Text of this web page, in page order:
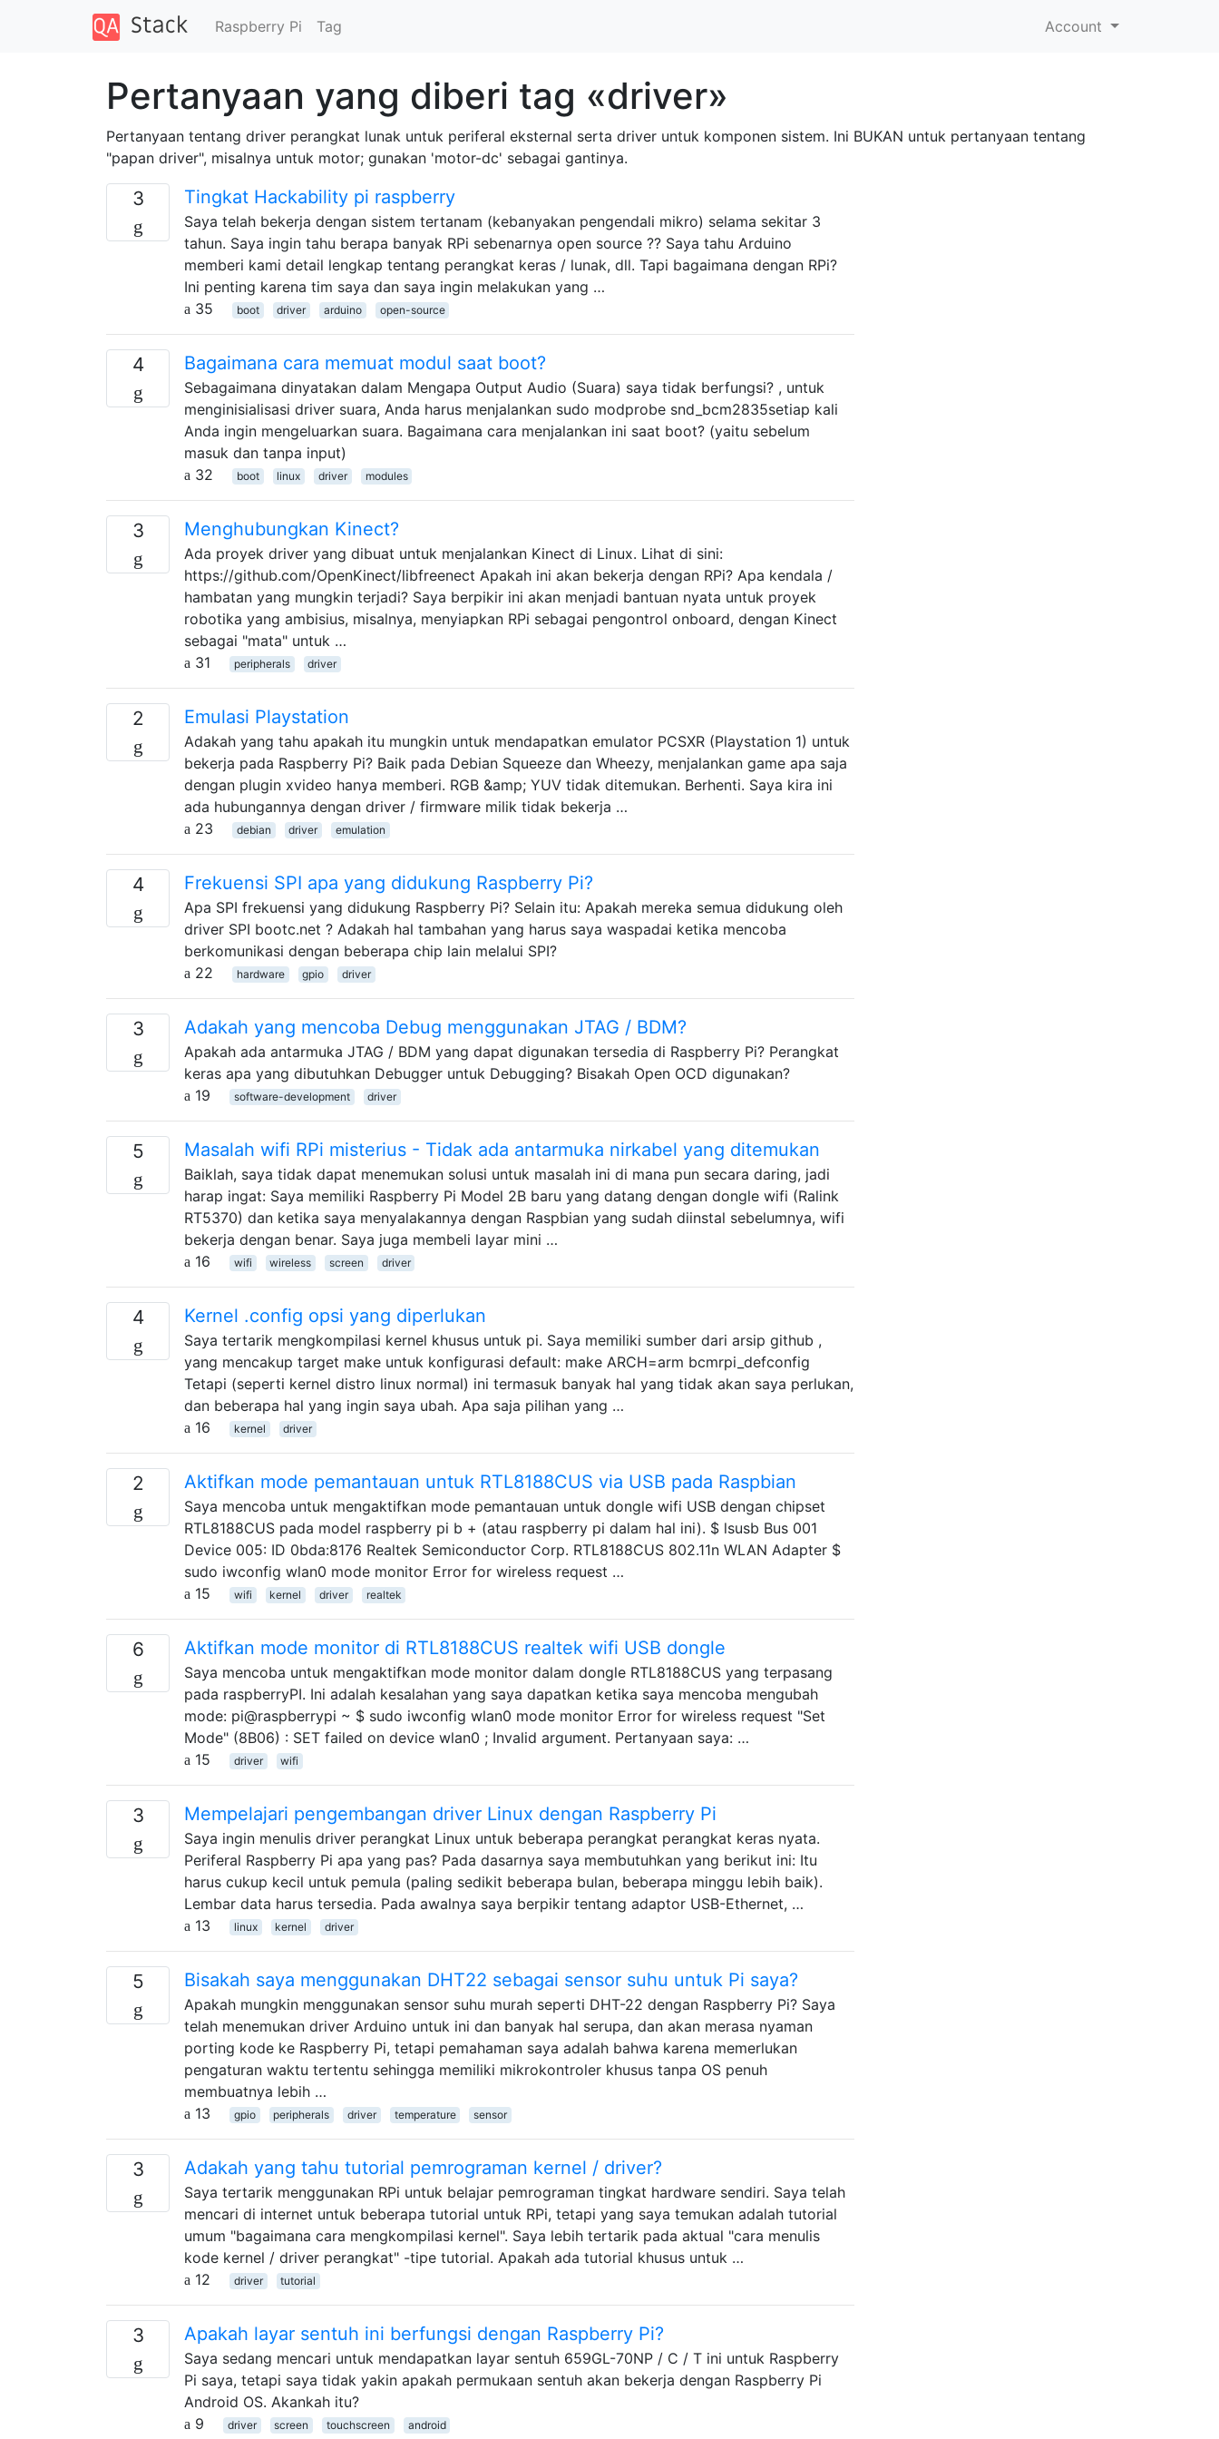
Raspberry Pi Tag Account
Pertanyaan yang diberi tag «driver»
Pertanyaan tentang driver perangkat lunak untuk periferal eksternal serta driver untuk komponen sistem. Ini BUKAN untuk pertanyaan tentang
"papan driver", misalnya untuk motor; gunakan 'motor-dc' sebagai gantinya.
3 Tingkat Hackability pi raspberry
Saya telah bekerja dengan sistem tertanam (kebanyakan pengendali mikro) selama sekitar 3
tahun. Saya ingin tahu berapa banyak RPi sebenarnya open source ?? Saya tahu Arduino
memberi kami detail lengkap tentang perangkat keras / lunak, dll. Tapi bagaimana dengan RPi?
Ini penting karena tim saya dan saya ingin melakukan yang …
35
boot driver arduino open-source
4 Bagaimana cara memuat modul saat boot?
Sebagaimana dinyatakan dalam Mengapa Output Audio (Suara) saya tidak berfungsi? , untuk
menginisialisasi driver suara, Anda harus menjalankan sudo modprobe snd_bcm2835setiap kali
Anda ingin mengeluarkan suara. Bagaimana cara menjalankan ini saat boot? (yaitu sebelum
masuk dan tanpa input)
32
boot linux driver modules
3 Menghubungkan Kinect?
Ada proyek driver yang dibuat untuk menjalankan Kinect di Linux. Lihat di sini:
https://github.com/OpenKinect/libfreenect Apakah ini akan bekerja dengan RPi? Apa kendala /
hambatan yang mungkin terjadi? Saya berpikir ini akan menjadi bantuan nyata untuk proyek
robotika yang ambisius, misalnya, menyiapkan RPi sebagai pengontrol onboard, dengan Kinect
sebagai "mata" untuk …
31
peripherals driver
2 Emulasi Playstation
Adakah yang tahu apakah itu mungkin untuk mendapatkan emulator PCSXR (Playstation 1) untuk
bekerja pada Raspberry Pi? Baik pada Debian Squeeze dan Wheezy, menjalankan game apa saja
dengan plugin xvideo hanya memberi. RGB &amp; YUV tidak ditemukan. Berhenti. Saya kira ini
ada hubungannya dengan driver / firmware milik tidak bekerja …
23
debian driver emulation
4 Frekuensi SPI apa yang didukung Raspberry Pi?
Apa SPI frekuensi yang didukung Raspberry Pi? Selain itu: Apakah mereka semua didukung oleh
driver SPI bootc.net ? Adakah hal tambahan yang harus saya waspadai ketika mencoba
berkomunikasi dengan beberapa chip lain melalui SPI?
22
hardware gpio driver
3 Adakah yang mencoba Debug menggunakan JTAG / BDM?
Apakah ada antarmuka JTAG / BDM yang dapat digunakan tersedia di Raspberry Pi? Perangkat
keras apa yang dibutuhkan Debugger untuk Debugging? Bisakah Open OCD digunakan?
19
software-development driver
5 Masalah wifi RPi misterius - Tidak ada antarmuka nirkabel yang ditemukan
Baiklah, saya tidak dapat menemukan solusi untuk masalah ini di mana pun secara daring, jadi
harap ingat: Saya memiliki Raspberry Pi Model 2B baru yang datang dengan dongle wifi (Ralink
RT5370) dan ketika saya menyalakannya dengan Raspbian yang sudah diinstal sebelumnya, wifi
bekerja dengan benar. Saya juga membeli layar mini …
16
wifi wireless screen driver
4 Kernel .config opsi yang diperlukan
Saya tertarik mengkompilasi kernel khusus untuk pi. Saya memiliki sumber dari arsip github ,
yang mencakup target make untuk konfigurasi default: make ARCH=arm bcmrpi_defconfig
Tetapi (seperti kernel distro linux normal) ini termasuk banyak hal yang tidak akan saya perlukan,
dan beberapa hal yang ingin saya ubah. Apa saja pilihan yang …
16
kernel driver
2 Aktifkan mode pemantauan untuk RTL8188CUS via USB pada Raspbian
Saya mencoba untuk mengaktifkan mode pemantauan untuk dongle wifi USB dengan chipset
RTL8188CUS pada model raspberry pi b + (atau raspberry pi dalam hal ini). $ lsusb Bus 001
Device 005: ID 0bda:8176 Realtek Semiconductor Corp. RTL8188CUS 802.11n WLAN Adapter $
sudo iwconfig wlan0 mode monitor Error for wireless request …
15
wifi kernel driver realtek
6 Aktifkan mode monitor di RTL8188CUS realtek wifi USB dongle
Saya mencoba untuk mengaktifkan mode monitor dalam dongle RTL8188CUS yang terpasang
pada raspberryPI. Ini adalah kesalahan yang saya dapatkan ketika saya mencoba mengubah
mode: pi@raspberrypi ~ $ sudo iwconfig wlan0 mode monitor Error for wireless request "Set
Mode" (8B06) : SET failed on device wlan0 ; Invalid argument. Pertanyaan saya: …
15
driver wifi
3 Mempelajari pengembangan driver Linux dengan Raspberry Pi
Saya ingin menulis driver perangkat Linux untuk beberapa perangkat perangkat keras nyata.
Periferal Raspberry Pi apa yang pas? Pada dasarnya saya membutuhkan yang berikut ini: Itu
harus cukup kecil untuk pemula (paling sedikit beberapa bulan, beberapa minggu lebih baik).
Lembar data harus tersedia. Pada awalnya saya berpikir tentang adaptor USB-Ethernet, …
13
linux kernel driver
5 Bisakah saya menggunakan DHT22 sebagai sensor suhu untuk Pi saya?
Apakah mungkin menggunakan sensor suhu murah seperti DHT-22 dengan Raspberry Pi? Saya
telah menemukan driver Arduino untuk ini dan banyak hal serupa, dan akan merasa nyaman
porting kode ke Raspberry Pi, tetapi pemahaman saya adalah bahwa karena memerlukan
pengaturan waktu tertentu sehingga memiliki mikrokontroler khusus tanpa OS penuh
membuatnya lebih …
13
gpio peripherals driver temperature sensor
3 Adakah yang tahu tutorial pemrograman kernel / driver?
Saya tertarik menggunakan RPi untuk belajar pemrograman tingkat hardware sendiri. Saya telah
mencari di internet untuk beberapa tutorial untuk RPi, tetapi yang saya temukan adalah tutorial
umum "bagaimana cara mengkompilasi kernel". Saya lebih tertarik pada aktual "cara menulis
kode kernel / driver perangkat" -tipe tutorial. Apakah ada tutorial khusus untuk …
12
driver tutorial
3 Apakah layar sentuh ini berfungsi dengan Raspberry Pi?
Saya sedang mencari untuk mendapatkan layar sentuh 659GL-70NP / C / T ini untuk Raspberry
Pi saya, tetapi saya tidak yakin apakah permukaan sentuh akan bekerja dengan Raspberry Pi
Android OS. Akankah itu?
9
driver screen touchscreen android